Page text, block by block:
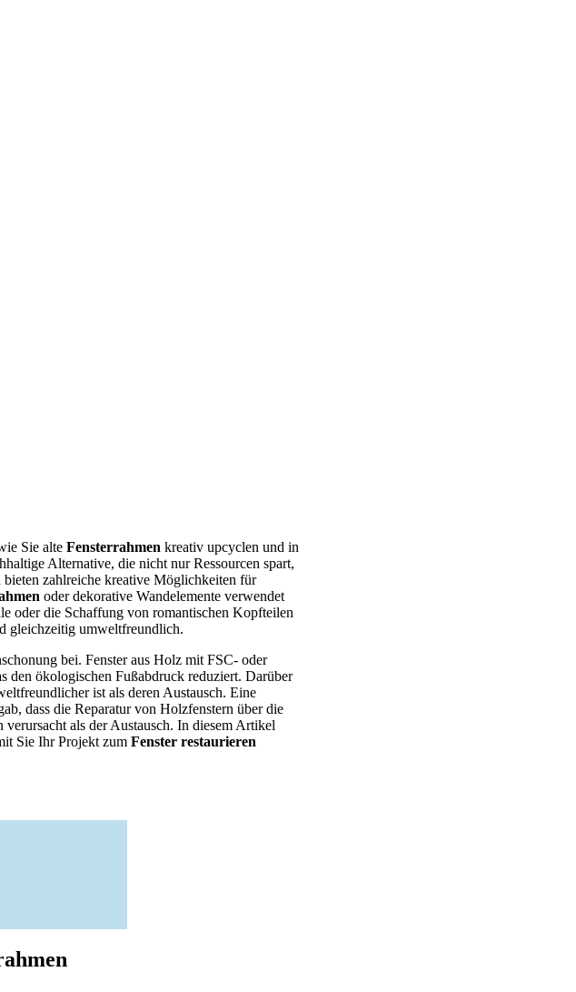
Sie alte Fensterrahmen kreativ upcyclen und in
Alternative, die nicht nur Ressourcen spart,
bieten zahlreiche kreative Möglichkeiten für
oder dekorative Wandelemente verwendet
oder die Schaffung von romantischen Kopfteilen
gleichzeitig umweltfreundlich.
bei. Fenster aus Holz mit FSC- oder
den ökologischen Fußabdruck reduziert. Darüber
ist als deren Austausch. Eine
dass die Reparatur von Holzfenstern über die
als der Austausch. In diesem Artikel
Sie Ihr Projekt zum Fenster restaurieren